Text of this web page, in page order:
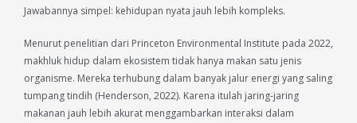
Jawabannya simpel: kehidupan nyata jauh lebih kompleks.
Menurut penelitian dari Princeton Environmental Institute pada 2022,
makhluk hidup dalam ekosistem tidak hanya makan satu jenis
organisme. Mereka terhubung dalam banyak jalur energi yang saling
tumpang tindih (Henderson, 2022). Karena itulah jaring-jaring
makanan jauh lebih akurat menggambarkan interaksi dalam